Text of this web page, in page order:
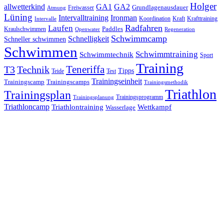
allwetterkind Atmung Freiwasser GA1 GA2 Grundlagenausdauer Holger
Lüning Intervalle Intervalltraining Ironman Koordination Kraft Krafttraining
Kraulschwimmen Laufen Openwater Paddles Radfahren Regeneration
Schneller schwimmen Schnelligkeit Schwimmcamp
Schwimmen Schwimmtechnik Schwimmtraining Sport
T3Technik Teide Teneriffa Test Tipps Training
Trainingscamp Trainingscamps Trainingseinheit Trainingsmethodik
Trainingsplan Trainingsplanung Trainingsprogramm Triathlon
Triathloncamp Triathlontraining Wasserlage Wettkampf